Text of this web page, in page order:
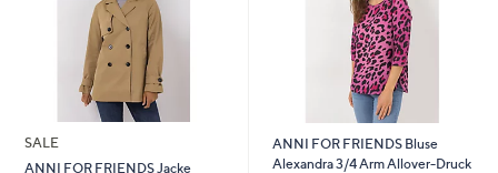
SALE
ANNI FOR FRIENDS Jacke
ANNI FOR FRIENDS Bluse
Alexandra 3/4 Arm Allover-Druck